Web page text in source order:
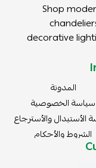
Shop
decorative
المدونة
سياسة الخصوصية
الأستبدال والأسترجاع
الشروط والأحكام